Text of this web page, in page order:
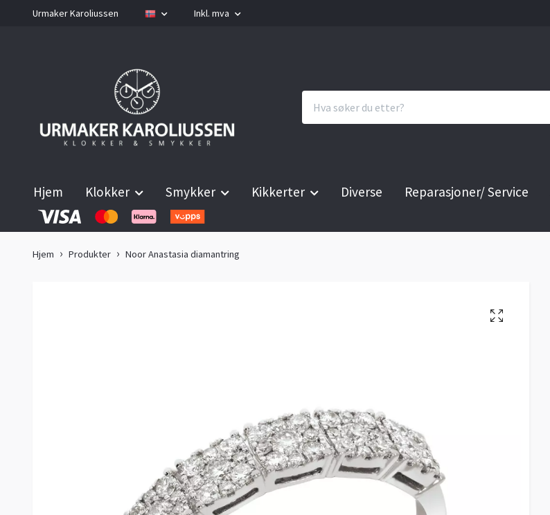
Urmaker Karoliussen Inkl. mva
Hjem Klokker Smykker Kikkerter Diverse Reparasjoner/ Service
Hjem Produkter Noor Anastasia diamantring